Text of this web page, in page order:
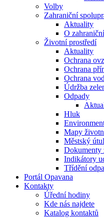
Volby
Zahraniční
Aktuality
O
Životní prostředí
Aktuality
Ochrana
Ochrana
Ochrana
Údržba
Odpady
Hluk
Mapy
Městský
Dokumenty
Indikátory
Třídění
Portál Opavana
Kontakty
Úřední hodiny
Kde nás najdete
Katalog kontaktů